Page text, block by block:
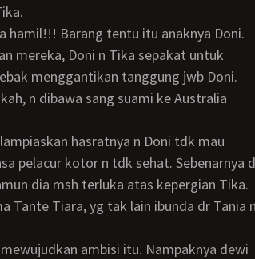
mereka, Doni n Tika sepakat untuk
menggantikan tanggung jwb Doni.
n dibawa sang suami ke Australia
pelacur kotor n tdk sehat. Sebenarnya
dia msh terluka atas kepergian Tika.
Tante Tiara, yg tak lain ibunda dr Tania n